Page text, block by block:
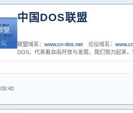
中国DOS联盟
联盟域名：www.cn-dos.net 论坛域名：
DOS，代表着自由开放与发展，我们努力起来